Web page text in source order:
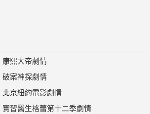
康熙大帝劇情
破案神探劇情
北京紐約電影劇情
實習醫生格蕾第十二季劇情